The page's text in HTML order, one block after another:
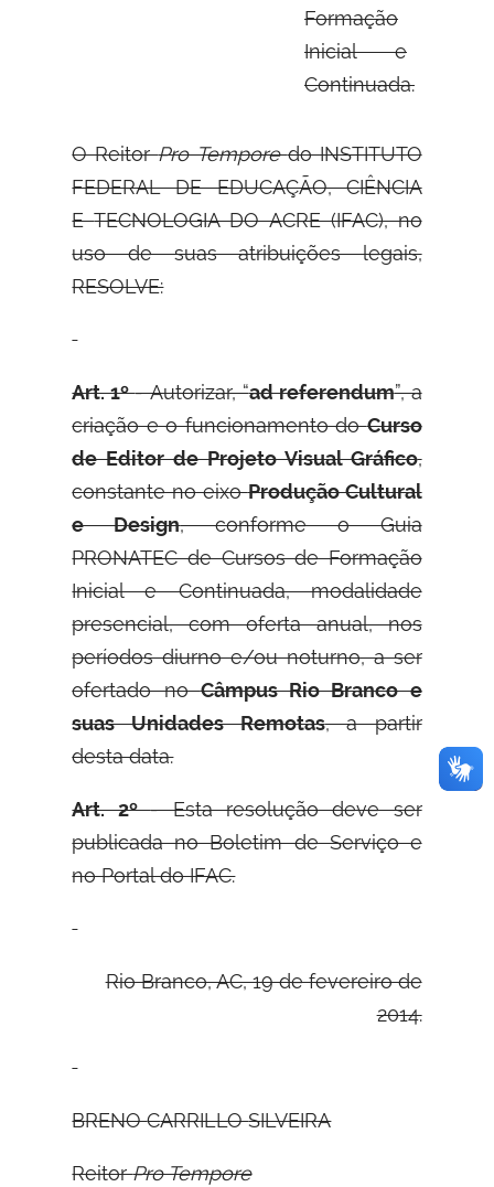
Formação
Inicial e
Continuada.
O ReitorPro Temporedo INSTITUTO
FEDERAL DE EDUCAÇÃO, CIÊNCIA
ETECNOLOGIA DO ACRE (IFAC), no
uso de suas atribuições legais,
RESOLVE:
Art. 1º- Autorizar, “ad referendum”, a
criação e o funcionamento doCurso
de Editor de Projeto Visual Gráfico,
constante no eixoProdução Cultural
e Design, conforme o Guia
PRONATEC de Cursos de Formação
Inicial e Continuada, modalidade
presencial, com oferta anual, nos
períodos diurno e/ou noturno, a ser
ofertado noCâmpus Rio Branco e
suas Unidades Remotas, a partir
desta data.
Art. 2º- Esta resolução deve ser
publicada no Boletim de Serviço e
no Portal do IFAC.
Rio Branco, AC, 19 de fevereiro de
2014.
BRENOCARRILLOSILVEIRA
ReitorPro Tempore